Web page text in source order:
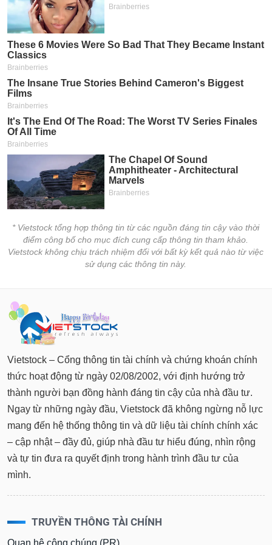
* Vietstock tổng hợp thông tin từ các nguồn đáng tin cậy vào thời
điểm công bố cho mục đích cung cấp thông tin tham khảo.
Vietstock không chịu trách nhiệm đối với bất kỳ kết quả nào từ việc
sử dụng các thông tin này.
Vietstock – Cổng thông tin tài chính và chứng khoán chính
thức hoạt động từ ngày 02/08/2002, với định hướng trở
thành người bạn đồng hành đáng tin cậy của nhà đầu tư.
Ngay từ những ngày đầu, Vietstock đã không ngừng nỗ lực
mang đến hệ thống thông tin và dữ liệu tài chính chính xác
– cập nhật – đầy đủ, giúp nhà đầu tư hiểu đúng, nhìn rộng
và tự tin đưa ra quyết định trong hành trình đầu tư của
mình.
TRUYỀN THÔNG TÀI CHÍNH
Quan hệ công chúng (PR)